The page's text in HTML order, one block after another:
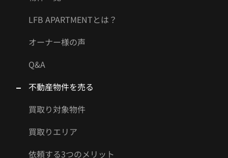
LFB APARTMENTとは？
オーナー様の声
Q&A
不動産物件を売る
買取り対象物件
買取りエリア
依頼する3つのメリット